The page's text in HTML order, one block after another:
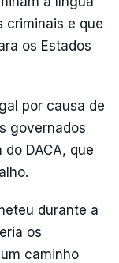
criminais e que
os Estados
por causa de
governados
DACA, que
durante a
os
caminho